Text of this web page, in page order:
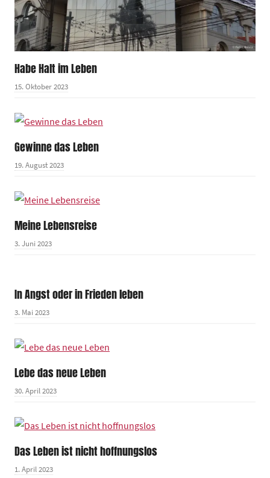
Habe Halt im Leben
15. Oktober 2023
Gewinne das Leben
19. August 2023
Meine Lebensreise
3. Juni 2023
In Angst oder in Frieden leben
3. Mai 2023
Lebe das neue Leben
30. April 2023
Das Leben ist nicht hoffnungslos
1. April 2023